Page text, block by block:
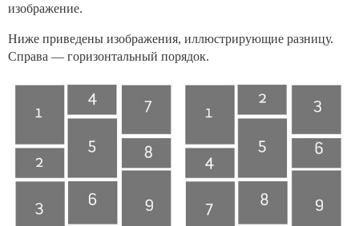
изображение.
Ниже приведены изображения, иллюстрирующие разницу.
Справа — горизонтальный порядок.